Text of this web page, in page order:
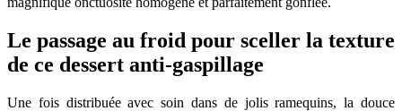
Le passage au froid pour sceller la texture
de ce dessert anti-gaspillage
Une fois distribuée avec soin dans de jolis ramequins, la douce